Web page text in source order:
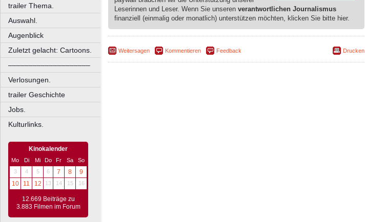
trailer Thema.
Auswahl.
Augenblick
Zuletzt gelacht: Cartoons.
––––––––––––––––––––
Verlosungen.
trailer Geschichte
Jobs.
Kulturlinks.
Kinokalender
Mo Di Mi Do Fr Sa
So
3
4 5 6 7 8
9
10
11 12 13 14 15 16
12.669 Beiträge zu
3.883 Filmen im Forum
Leserinnen und Leser. Wenn Sie unseren verantwortlichen Journalismus
finanziell (einmalig oder monatlich) unterstützen möchten, klicken Sie bitte hier.
Weitersagen Kommentieren Feedback Drucken